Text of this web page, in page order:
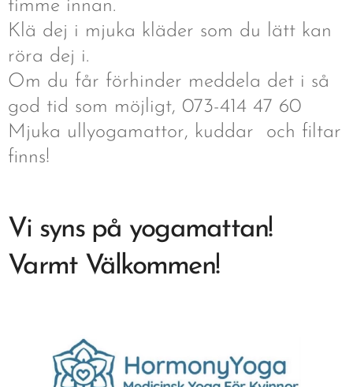
timme innan.
Klä dej i mjuka kläder som du lätt kan
röra dej i.
Om du får förhinder meddela det i så
god tid som möjligt, 073-414 47 60
Mjuka ullyogamattor, kuddar och filtar
finns!
Vi syns på yogamattan!
Varmt Välkommen!